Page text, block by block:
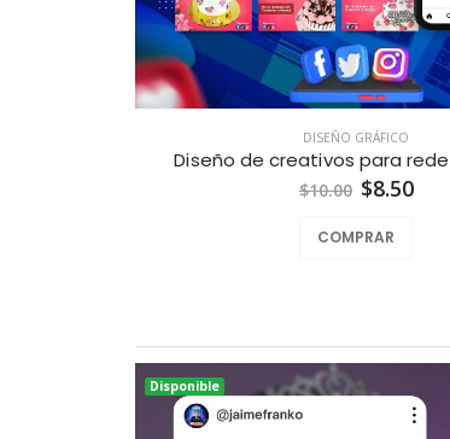
DISEÑO GRÁFICO
Diseño de creativos para
$10.00 $8.50
COMPRAR
Disponible